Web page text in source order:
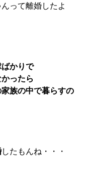
って離婚したよ
かりで
ったら
族の中で暮らすの
したもんね・・・